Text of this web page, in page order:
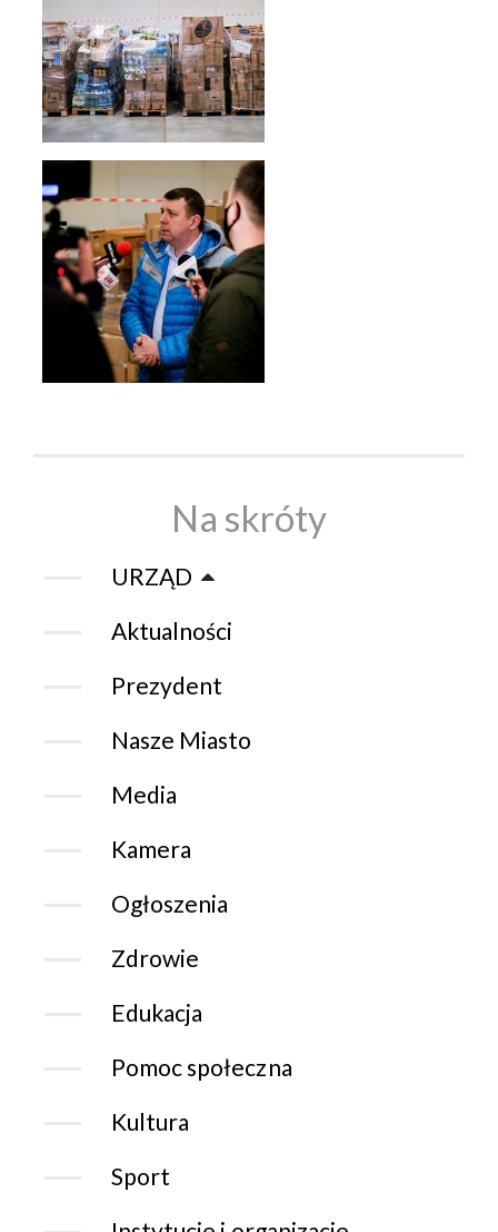
Na skróty
URZĄD
Aktualności
Prezydent
Nasze Miasto
Media
Kamera
Ogłoszenia
Zdrowie
Edukacja
Pomoc społeczna
Kultura
Sport